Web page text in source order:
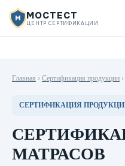
МОСТЕСТ
ЦЕНТР СЕРТИФИКАЦИИ
Главная › Сертификация продукции ›
СЕРТИФИКАЦИЯ
МАТРАСОВ